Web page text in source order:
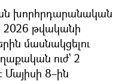
խորհրդարանական
2026 թվականի
մասնակցելու
ուժ՝ 2
Մայիսի 8–ին